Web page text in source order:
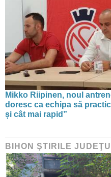
Mikko Riipinen, noul
doresc ca echipa să
și cât mai rapid”
BIHON ŞTIRILE